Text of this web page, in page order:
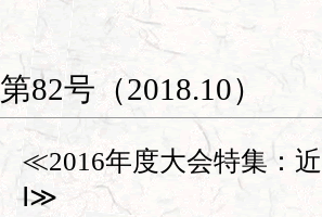
第82号（2018.10）
≪2016年度大会特集：
Ⅰ≫